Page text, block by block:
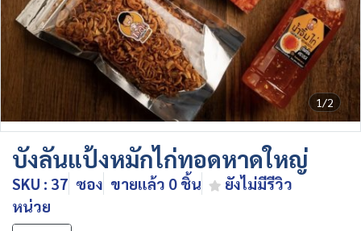
1/2
บังลันแป้งหมักไก่ทอดหาดใหญ่
SKU : 37 ซอง ขายแล้ว 0 ชิ้น
ยังไม่มีรีวิว
หน่วย